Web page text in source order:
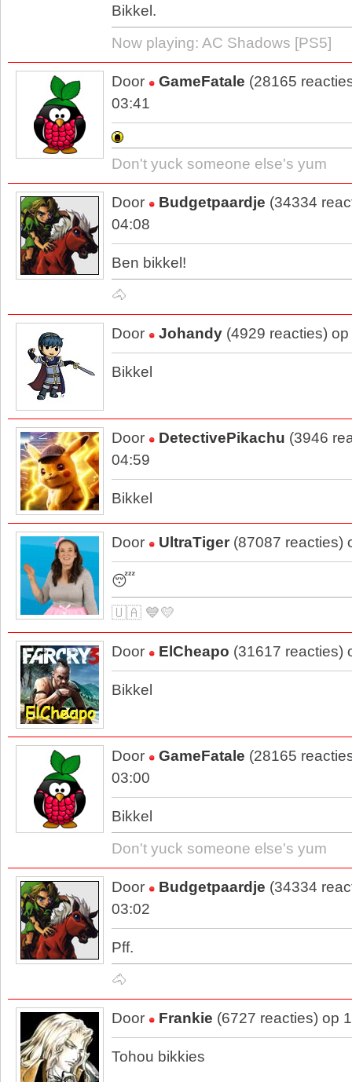
Bikkel.
Now playing: AC Shadows [PS5]
Door GameFatale (28165
03:41
Don't yuck someone else's yum
Door Budgetpaardje (34334
04:08
Ben bikkel!
🐴
Door Johandy (4929 reacties)
Bikkel
Door DetectivePikachu (3946
04:59
Bikkel
Door UltraTiger (87087 reacties)
😴
🇺🇦 💙💛
Door ElCheapo (31617 reacties)
Bikkel
Door GameFatale (28165
03:00
Bikkel
Don't yuck someone else's yum
Door Budgetpaardje (34334
03:02
Pff.
🐴
Door Frankie (6727 reacties) op
Tohou bikkies